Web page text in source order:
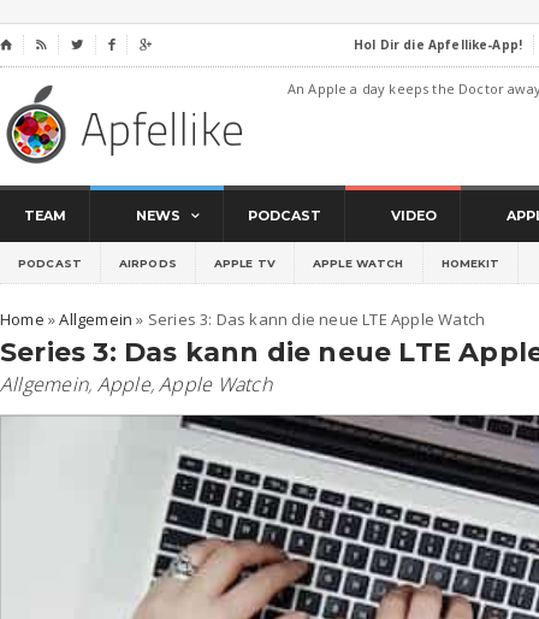
⌂     Hol Dir die Apfellike-App!
An Apple a day keeps the Doctor
TEAM NEWS PODCAST VIDEO
PODCAST AIRPODS APPLE TV APPLE WATCH HOMEKIT
Home »Allgemein » Series 3: Das kann die neue LTE Apple Watch
Series 3: Das kann die neue LTE
Allgemein, Apple,Apple Watch